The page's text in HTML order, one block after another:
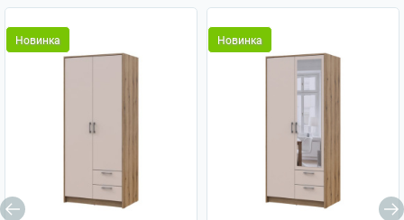
Новинка Новинка